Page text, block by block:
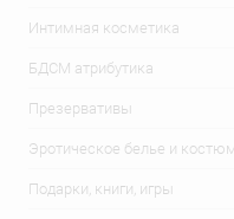
Интимная косметика
БДСМ атрибутика
Презервативы
Эротическое белье и
Подарки, книги, игры